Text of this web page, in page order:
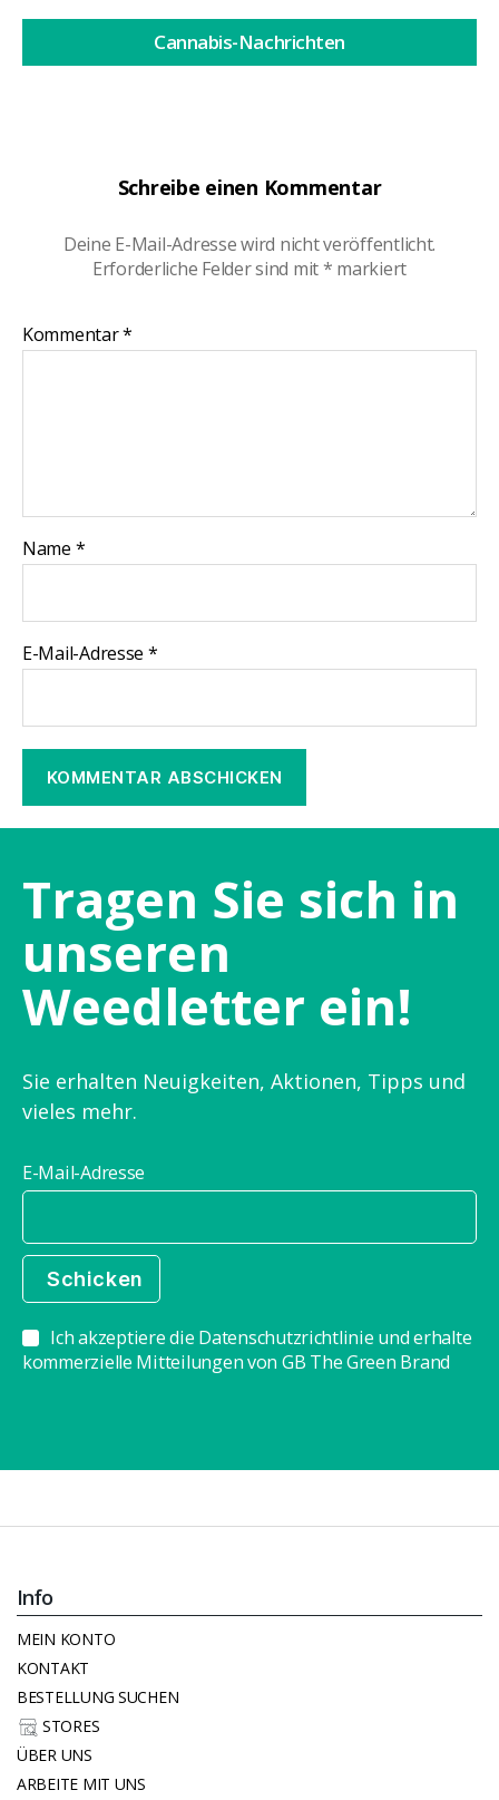
Schreibe einen Kommentar
Deine E-Mail-Adresse wird nicht veröffentlicht.
Erforderliche Felder sind mit* markiert
Kommentar*
Name *
E-Mail-Adresse *
Cannabis-Nachrichten
Tragen Sie sich in
unseren
Weedletter ein!
Sie erhalten Neuigkeiten, Aktionen, Tipps und
vieles mehr.
E-Mail-Adresse
Ich akzeptiere die Datenschutzrichtlinie und erhalte
kommerzielle Mitteilungen von GB The Green Brand
Info
MEIN KONTO
KONTAKT
BESTELLUNG SUCHEN
STORES
ÜBER UNS
ARBEITE MIT UNS